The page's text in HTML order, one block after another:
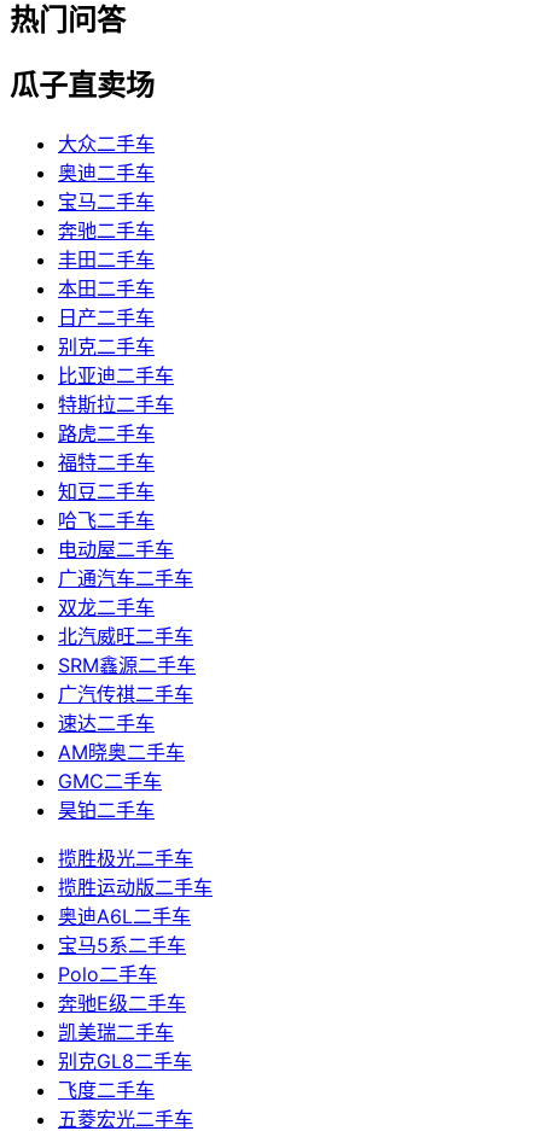
热门问答
瓜子直卖场
大众二手车
奥迪二手车
宝马二手车
奔驰二手车
丰田二手车
本田二手车
日产二手车
别克二手车
比亚迪二手车
特斯拉二手车
路虎二手车
福特二手车
知豆二手车
哈飞二手车
电动屋二手车
广通汽车二手车
双龙二手车
北汽威旺二手车
SRM鑫源二手车
广汽传祺二手车
速达二手车
AM晓奥二手车
GMC二手车
昊铂二手车
揽胜极光二手车
揽胜运动版二手车
奥迪A6L二手车
宝马5系二手车
Polo二手车
奔驰E级二手车
凯美瑞二手车
别克GL8二手车
飞度二手车
五菱宏光二手车